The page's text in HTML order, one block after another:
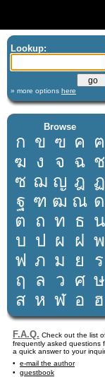
Lookup:
» more options here
Browse
ก ข ฃ ค ฅ
ฆ ง จ ฉ ช
ซ ฌ ญ ฎ ฏ
ฐ ฑ ฒ ณ ด
ต ถ ท ธ น
บ ป ผ ฝ พ
ฟ ภ ม ย
ร
ฤ
ล ว ศ ษ
ส ห ฬ อ ฮ
F.A.Q. Check out the list
frequently asked questions
a quick answer to your
e-mail the author
guestbook